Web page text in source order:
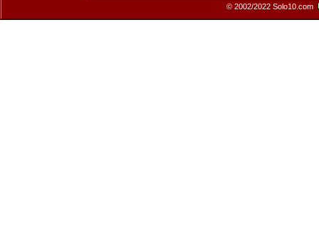
© 2002/2022 Solo10.com